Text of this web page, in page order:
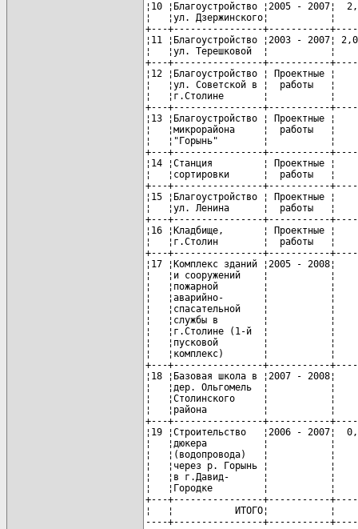
¦10 ¦Благоустройство ¦2005 -
¦   ¦ул. Дзержинского¦
+---+----------------+-----------
¦11 ¦Благоустройство ¦2003 -
¦   ¦ул. Терешковой  ¦
+---+----------------+-----------
¦12 ¦Благоустройство ¦
¦   ¦ул. Советской в ¦
¦   ¦г.Столине       ¦
+---+----------------+-----------
¦13 ¦Благоустройство ¦
¦   ¦микрорайона     ¦
¦   ¦"Горынь"        ¦
+---+----------------+-----------
¦14 ¦Станция         ¦
¦   ¦сортировки      ¦
+---+----------------+-----------
¦15 ¦Благоустройство ¦
¦   ¦ул. Ленина      ¦
+---+----------------+-----------
¦16 ¦Кладбище,       ¦
¦   ¦г.Столин        ¦
+---+----------------+-----------
¦17 ¦Комплекс зданий ¦2005 -
¦   ¦и сооружений    ¦
¦   ¦пожарной        ¦
¦   ¦аварийно-       ¦
¦   ¦спасательной    ¦
¦   ¦службы в        ¦
¦   ¦г.Столине (1-й  ¦
¦   ¦пусковой        ¦
¦   ¦комплекс)       ¦
+---+----------------+-----------
¦18 ¦Базовая школа в ¦2007 -
¦   ¦дер. Ольгомель  ¦
¦   ¦Столинского     ¦
¦   ¦района          ¦
+---+----------------+-----------
¦19 ¦Строительство   ¦2006 -
¦   ¦дюкера          ¦
¦   ¦(водопровода)   ¦
¦   ¦через р. Горынь ¦
¦   ¦в г.Давид-      ¦
¦   ¦Городке         ¦
+---+----------------+-----------
¦   ¦           ИТОГО¦           ¦
----+----------------+-----------